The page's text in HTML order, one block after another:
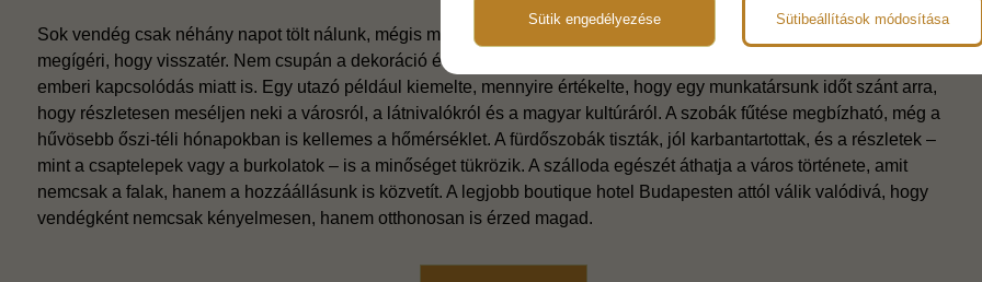
Sok vendég csak néhány napot tölt nálunk, mégis maradandó élményekkel tér haza – és gyakran már távozáskor
megígéri, hogy visszatér. Nem csupán a dekoráció és a kényelem miatt, hanem a figyelmesség, a melegség és az
emberi kapcsolódás miatt is. Egy utazó például kiemelte, mennyire értékelte, hogy egy munkatársunk időt szánt arra,
hogy részletesen meséljen neki a városról, a látnivalókról és a magyar kultúráról. A szobák fűtése megbízható, még a
hűvösebb őszi-téli hónapokban is kellemes a hőmérséklet. A fürdőszobák tiszták, jól karbantartottak, és a részletek –
mint a csaptelepek vagy a burkolatok – is a minőséget tükrözik. A szálloda egészét áthatja a város története, amit
nemcsak a falak, hanem a hozzáállásunk is közvetít. A legjobb boutique hotel Budapesten attól válik valódivá, hogy
vendégként nemcsak kényelmesen, hanem otthonosan is érzed magad.
Sütik engedélyezése Sütibeállítások módosítása